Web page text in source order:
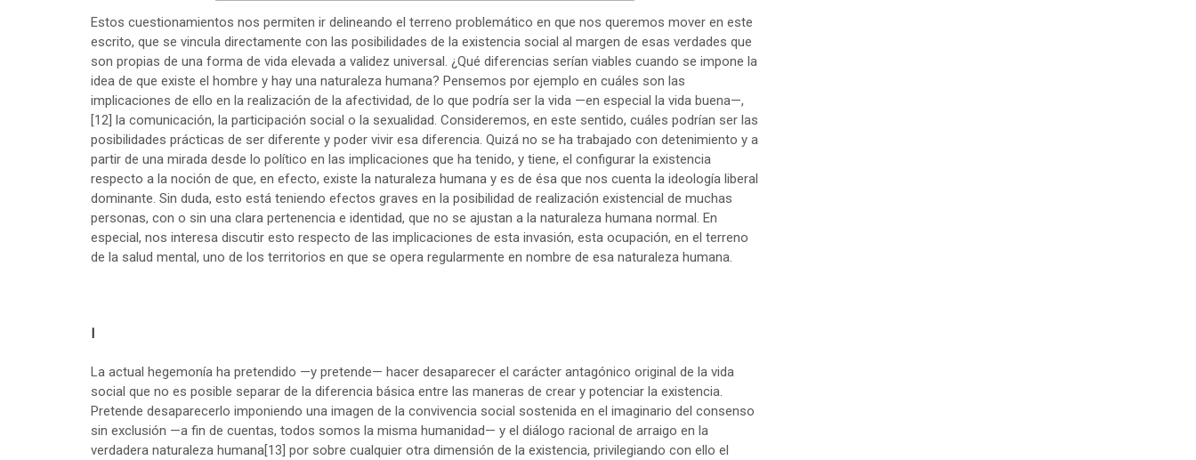
Estos cuestionamientos nos permiten ir delineando el terreno problemático en que nos queremos mover en este
escrito, que se vincula directamente con las posibilidades de la existencia social al margen de esas verdades que
son propias de una forma de vida elevada a validez universal. ¿Qué diferencias serían viables cuando se impone la
idea de que existe el hombre y hay una naturaleza humana? Pensemos por ejemplo en cuáles son las
implicaciones de ello en la realización de la afectividad, de lo que podría ser la vida —en especial la vida buena—,
[12] la comunicación, la participación social o la sexualidad. Consideremos, en este sentido, cuáles podrían ser las
posibilidades prácticas de ser diferente y poder vivir esa diferencia. Quizá no se ha trabajado con detenimiento y a
partir de una mirada desde lo político en las implicaciones que ha tenido, y tiene, el configurar la existencia
respecto a la noción de que, en efecto, existe la naturaleza humana y es de ésa que nos cuenta la ideología liberal
dominante. Sin duda, esto está teniendo efectos graves en la posibilidad de realización existencial de muchas
personas, con o sin una clara pertenencia e identidad, que no se ajustan a la naturaleza humana normal. En
especial, nos interesa discutir esto respecto de las implicaciones de esta invasión, esta ocupación, en el terreno
de la salud mental, uno de los territorios en que se opera regularmente en nombre de esa naturaleza humana.
I
La actual hegemonía ha pretendido —y pretende— hacer desaparecer el carácter antagónico original de la vida
social que no es posible separar de la diferencia básica entre las maneras de crear y potenciar la existencia.
Pretende desaparecerlo imponiendo una imagen de la convivencia social sostenida en el imaginario del consenso
sin exclusión —a fin de cuentas, todos somos la misma humanidad— y el diálogo racional de arraigo en la
verdadera naturaleza humana[13] por sobre cualquier otra dimensión de la existencia, privilegiando con ello el